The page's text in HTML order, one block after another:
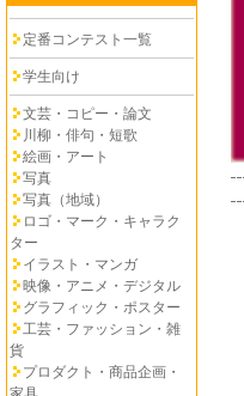
定番コンテスト一覧
学生向け
文芸・コピー・論文
川柳・俳句・短歌
絵画・アート
写真
写真（地域）
ロゴ・マーク・キャラク
ター
イラスト・マンガ
映像・アニメ・デジタル
グラフィック・ポスター
工芸・ファッション・雑
貨
プロダクト・商品企画・